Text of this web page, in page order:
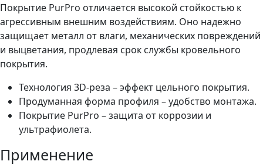
Покрытие PurPro отличается высокой стойкостью к
агрессивным внешним воздействиям. Оно надежно
защищает металл от влаги, механических повреждений
и выцветания, продлевая срок службы кровельного
покрытия.
Технология 3D-реза – эффект цельного покрытия.
Продуманная форма профиля – удобство монтажа.
Покрытие PurPro – защита от коррозии и
ультрафиолета.
Применение